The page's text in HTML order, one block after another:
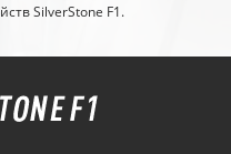
SilverStone F1.